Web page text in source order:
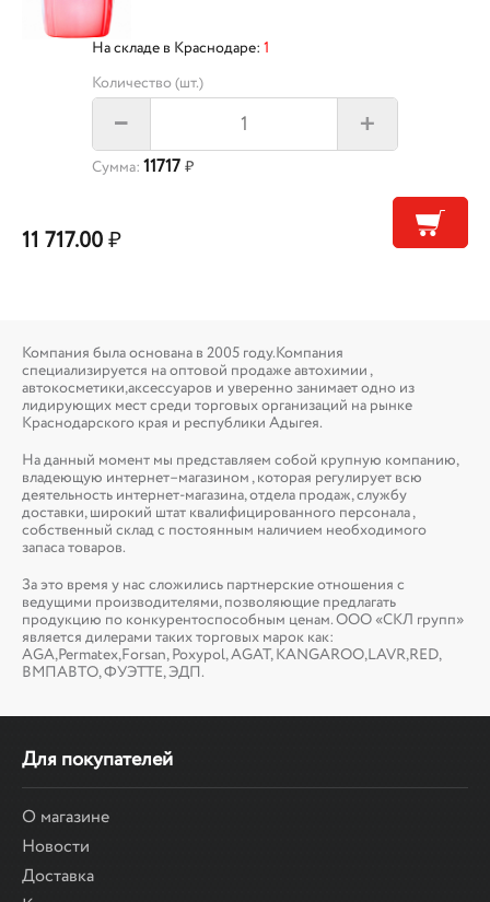
На складе в Краснодаре: 1
Количество (шт.)
– +
Сумма: 11717 ₽
11 717.00₽
Компания была основана в 2005 году.Компания
специализируется на оптовой продаже автохимии ,
автокосметики,аксессуаров и уверенно занимает одно из
лидирующих мест среди торговых организаций на рынке
Краснодарского края и республики Адыгея.
На данный момент мы представляем собой крупную компанию,
владеющую интернет–магазином , которая регулирует всю
деятельность интернет-магазина, отдела продаж, службу
доставки, широкий штат квалифицированного персонала ,
собственный склад c постоянным наличием необходимого
запаса товаров.
За это время у нас сложились партнерские отношения с
ведущими производителями, позволяющие предлагать
продукцию по конкурентоспособным ценам. ООО «СКЛ групп»
является дилерами таких торговых марок как:
AGA,Permatex,Forsan, Poxypol, AGAT, KANGAROO,LAVR,RED,
ВМПАВТО, ФУЭТТЕ, ЭДП.
Для покупателей
О магазине
Новости
Доставка